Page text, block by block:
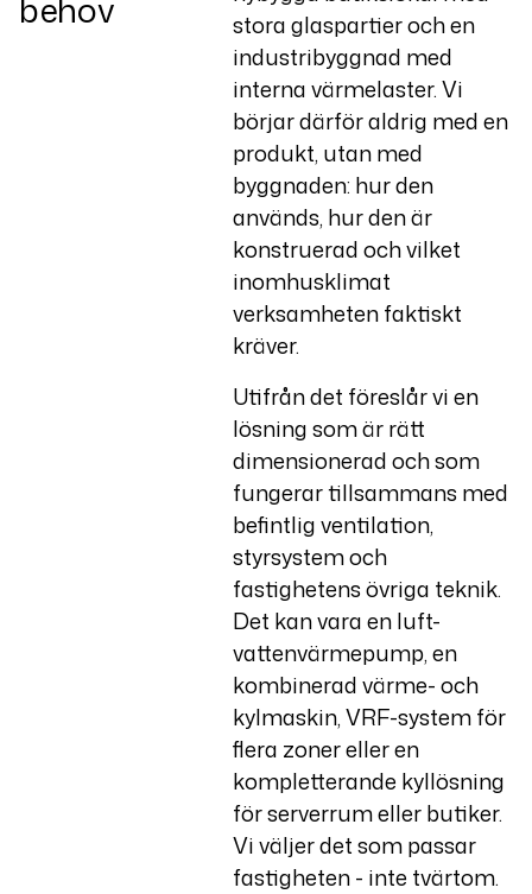
behov
stora glaspartier och en
industribyggnad med
interna värmelaster. Vi
börjar därför aldrig med en
produkt, utan med
byggnaden: hur den
används, hur den är
konstruerad och vilket
inomhusklimat
verksamheten faktiskt
kräver.
Utifrån det föreslår vi en
lösning som är rätt
dimensionerad och som
fungerar tillsammans med
befintlig ventilation,
styrsystem och
fastighetens övriga teknik.
Det kan vara en luft-
vattenvärmepump, en
kombinerad värme- och
kylmaskin, VRF-system för
flera zoner eller en
kompletterande kyllösning
för serverrum eller butiker.
Vi väljer det som passar
fastigheten - inte tvärtom.